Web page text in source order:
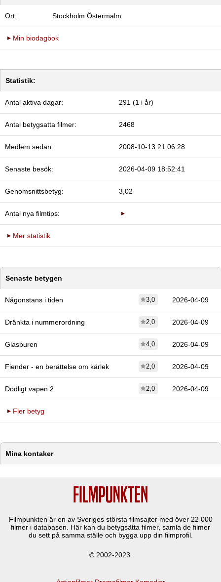
Ort: Stockholm Östermalm
Min biodagbok
Statistik:
Antal aktiva dagar: 291 (1 i år)
Antal betygsatta filmer: 2468
Medlem sedan: 2008-10-13 21:06:28
Senaste besök: 2026-04-09 18:52:41
Genomsnittsbetyg: 3,02
Antal nya filmtips:
Mer statistik
Senaste betygen
Någonstans i tiden 3,0 2026-04-09
Dränkta i nummerordning 2,0 2026-04-09
Glasburen 4,0 2026-04-09
Fiender - en berättelse om kärlek 2,0 2026-04-09
Dödligt vapen 2 2,0 2026-04-09
Fler betyg
Mina kontaker
Filmpunkten är en av Sveriges största filmsajter med över 22 000
filmer i databasen. Här kan du betygsätta filmer, samla de filmer
du sett på samma ställe och bygga upp din filmprofil.
© 2002-2023.